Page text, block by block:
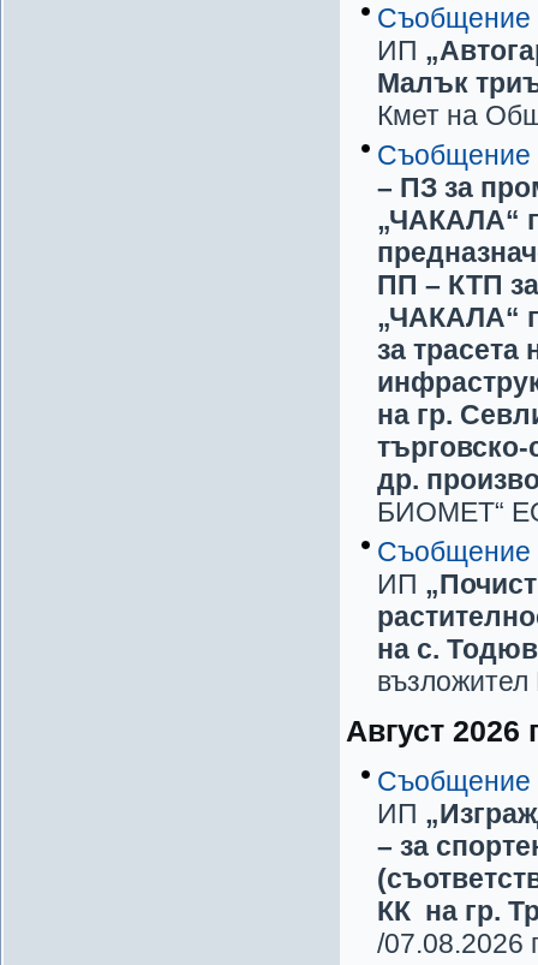
Съобщение
ИП
Малък
Кмет на
Съобщение
– ПЗ за
„ЧАКАЛА“
ПП – КТП
„ЧАКАЛА“
за
на гр.
др.
БИОМЕТ“
Съобщение
ИП
на с.
Август 2026
Съобщение
ИП
– за
КК на гр.
/07.08.2026